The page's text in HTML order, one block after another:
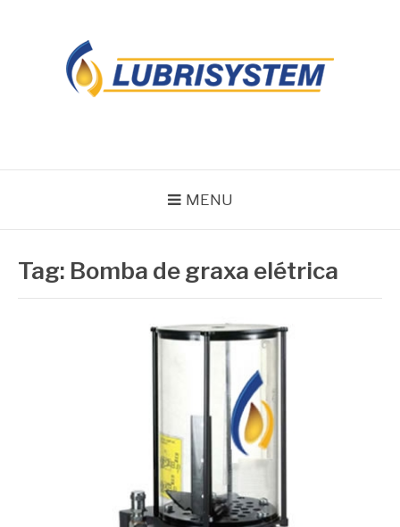
MENU
Tag: Bomba de graxa elétrica